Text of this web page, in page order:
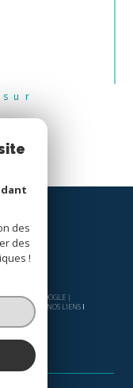
BY GOOGLE |
ADMIN
NOS LIENS
des
des
!